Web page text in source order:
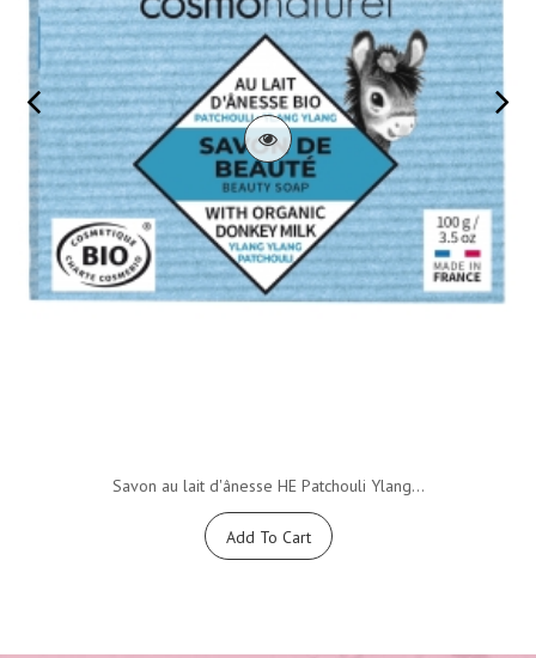
Savon au lait d'ânesse HE Patchouli Ylang...
Add To Cart